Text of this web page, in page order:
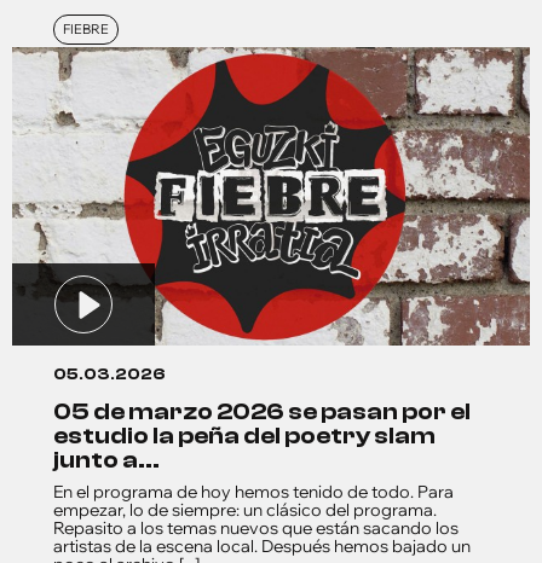
FIEBRE
05.03.2026
05 de marzo 2026 se pasan por el
estudio la peña del poetry slam
junto a...
En el programa de hoy hemos tenido de todo. Para
empezar, lo de siempre: un clásico del programa.
Repasito a los temas nuevos que están sacando los
artistas de la escena local. Después hemos bajado un